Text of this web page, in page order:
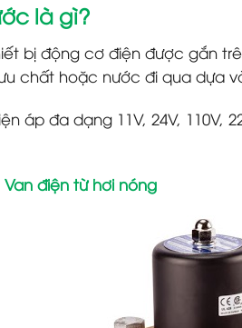
là gì?
bị động cơ điện được gắn
chất hoặc nước đi qua dựa
áp đa dạng 11V, 24V,
Van điện từ hơi nóng